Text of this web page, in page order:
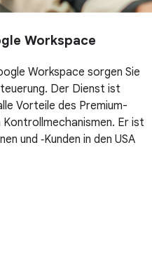
Workspace
Workspace sorgen Sie
Der Dienst ist
Vorteile des Premium-
Er ist
und ‑Kunden in den USA